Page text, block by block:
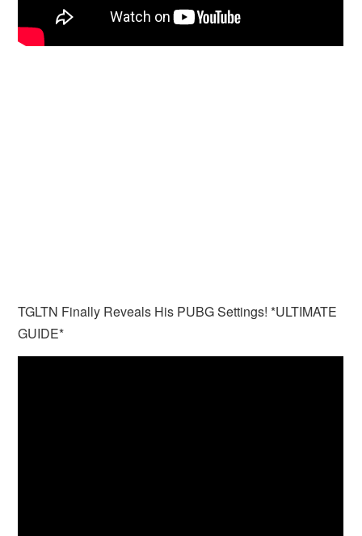
TGLTN Finally Reveals His PUBG Settings! *ULTIMATE
GUIDE*